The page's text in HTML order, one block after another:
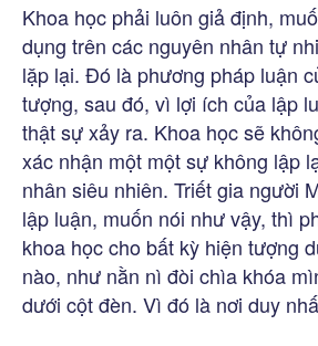
Khoa học phải luôn giả định,
dụng trên các nguyên nhân tự
lặp lại. Đó là phương pháp luận
tượng, sau đó, vì lợi ích của lập
thật sự xảy ra. Khoa học sẽ
xác nhận một một sự không lập
nhân siêu nhiên. Triết gia người
lập luận, muốn nói như vậy, thì
khoa học cho bất kỳ hiện tượng
nào, như nằn nì đòi chìa khóa
dưới cột đèn. Vì đó là nơi duy